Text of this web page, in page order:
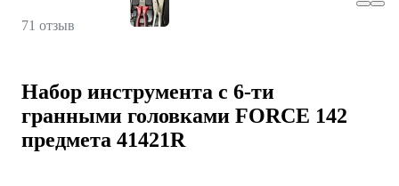
71 отзыв
Набор инструмента с 6-ти
гранными головками FORCE 142
предмета 41421R